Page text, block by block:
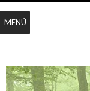
MENÚ